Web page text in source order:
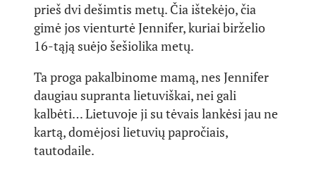
prieš dvi dešimtis metų. Čia ištekėjo, čia
gimė jos vienturtė Jennifer, kuriai birželio
16-tąją suėjo šešiolika metų.
Ta proga pakalbinome mamą, nes Jennifer
daugiau supranta lietuviškai, nei gali
kalbėti… Lietuvoje ji su tėvais lankėsi jau ne
kartą, domėjosi lietuvių papročiais,
tautodaile.